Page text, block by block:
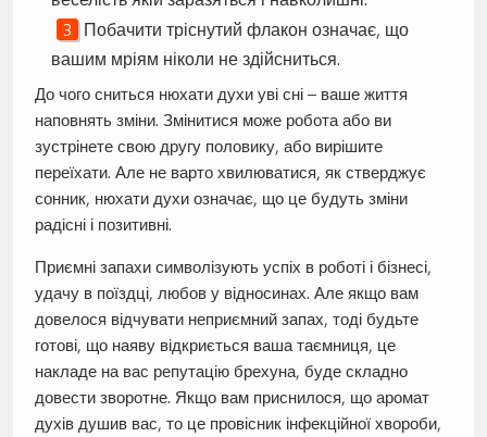
Побачити тріснутий флакон означає, що
вашим мріям ніколи не здійсниться.
До чого сниться нюхати духи уві сні – ваше життя
наповнять зміни. Змінитися може робота або ви
зустрінете свою другу половику, або вирішите
переїхати. Але не варто хвилюватися, як стверджує
сонник, нюхати духи означає, що це будуть зміни
радісні і позитивні.
Приємні запахи символізують успіх в роботі і бізнесі,
удачу в поїздці, любов у відносинах. Але якщо вам
довелося відчувати неприємний запах, тоді будьте
готові, що наяву відкриється ваша таємниця, це
накладе на вас репутацію брехуна, буде складно
довести зворотне. Якщо вам приснилося, що аромат
духів душив вас, то це провісник інфекційної хвороби,